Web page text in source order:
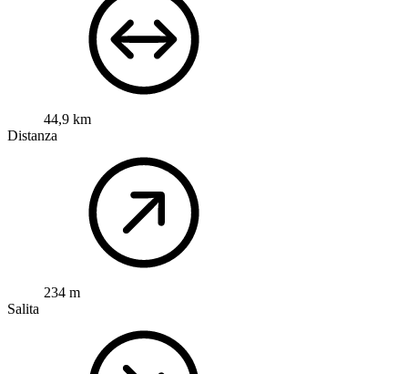
44,9 km
Distanza
234 m
Salita